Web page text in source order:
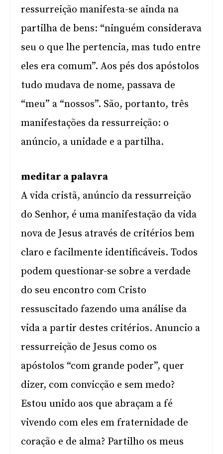
ressurreição manifesta-se ainda na
partilha de bens: “ninguém considerava
seu o que lhe pertencia, mas tudo entre
eles era comum”. Aos pés dos apóstolos
tudo mudava de nome, passava de
“meu” a “nossos”. São, portanto, três
manifestações da ressurreição: o
anúncio, a unidade e a partilha.
meditar a palavra
A vida cristã, anúncio da ressurreição
do Senhor, é uma manifestação da vida
nova de Jesus através de critérios bem
claro e facilmente identificáveis. Todos
podem questionar-se sobre a verdade
do seu encontro com Cristo
ressuscitado fazendo uma análise da
vida a partir destes critérios. Anuncio a
ressurreição de Jesus como os
apóstolos “com grande poder”, quer
dizer, com convicção e sem medo?
Estou unido aos que abraçam a fé
vivendo com eles em fraternidade de
coração e de alma? Partilho os meus